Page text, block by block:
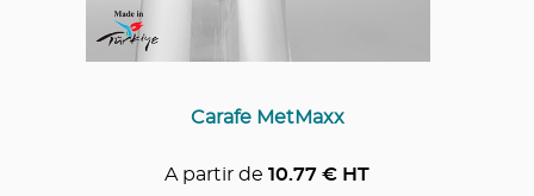
Carafe MetMaxx
A partir de 10.77 € HT